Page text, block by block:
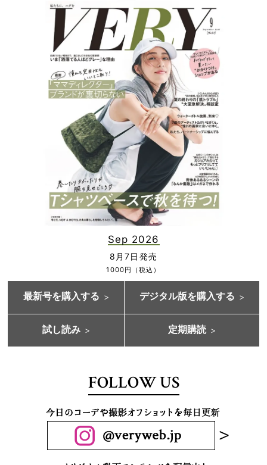
Sep 2026
8月7日発売
1000円（税込）
最新号を購入する デジタル版を購入する
試し読み 定期購読
FOLLOW US